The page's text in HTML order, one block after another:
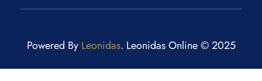
Powered By Leonidas. Leonidas Online © 2025